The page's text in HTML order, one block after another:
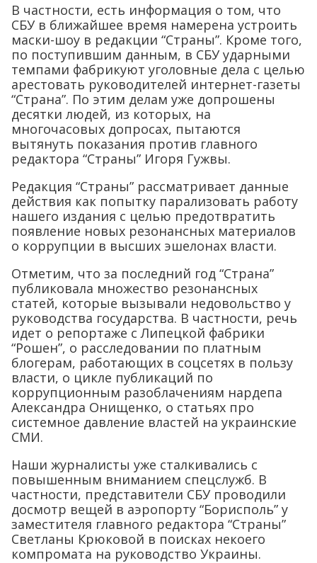
В частности, есть информация о том, что
СБУ в ближайшее время намерена устроить
маски-шоу в редакции “Страны”. Кроме того,
по поступившим данным, в СБУ ударными
темпами фабрикуют уголовные дела с целью
арестовать руководителей интернет-газеты
“Страна”. По этим делам уже допрошены
десятки людей, из которых, на
многочасовых допросах, пытаются
вытянуть показания против главного
редактора “Страны” Игоря Гужвы.
Редакция “Страны” рассматривает данные
действия как попытку парализовать работу
нашего издания с целью предотвратить
появление новых резонансных материалов
о коррупции в высших эшелонах власти.
Отметим, что за последний год “Страна”
публиковала множество резонансных
статей, которые вызывали недовольство у
руководства государства. В частности, речь
идет о репортаже с Липецкой фабрики
“Рошен”, о расследовании по платным
блогерам, работающих в соцсетях в пользу
власти, о цикле публикаций по
коррупционным разоблачениям нардепа
Александра Онищенко, о статьях про
системное давление властей на украинские
СМИ.
Наши журналисты уже сталкивались с
повышенным вниманием спецслужб. В
частности, представители СБУ проводили
досмотр вещей в аэропорту “Борисполь” у
заместителя главного редактора “Страны”
Светланы Крюковой в поисках некоего
компромата на руководство Украины.